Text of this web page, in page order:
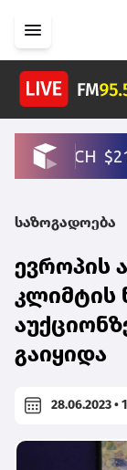
საზოგადოება
ევროპის
კლიმტის
გაიყიდა
28.06.2023 •